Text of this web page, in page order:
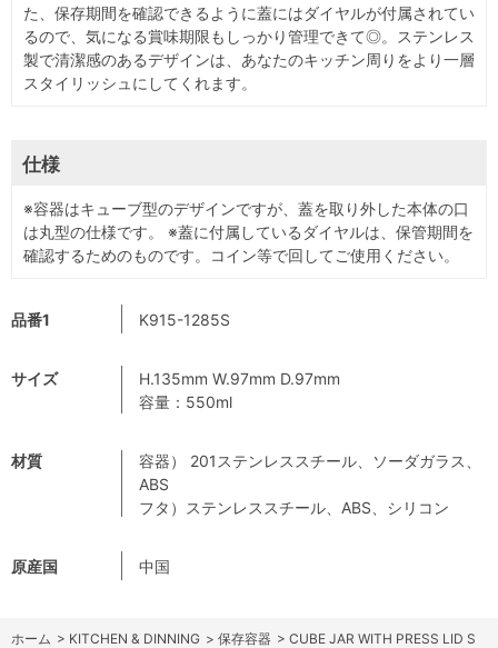
品番1 K915-1285S
サイズ
H.135mm W.97mm D.97mm
容量：550ml
材質
容器） 201ステンレススチール、ソーダガラス、
ABS
フタ）ステンレススチール、ABS、シリコン
原産国 中国
た、保存期間を確認できるように蓋にはダイヤルが付属されてい
るので、気になる賞味期限もしっかり管理できて◎。ステンレス
製で清潔感のあるデザインは、あなたのキッチン周りをより一層
スタイリッシュにしてくれます。
仕様
※容器はキューブ型のデザインですが、蓋を取り外した本体の口
は丸型の仕様です。 ※蓋に付属しているダイヤルは、保管期間を
確認するためのものです。コイン等で回してご使用ください。
ホーム > KITCHEN & DINNING > 保存容器 > CUBE JAR WITH PRESS LID S